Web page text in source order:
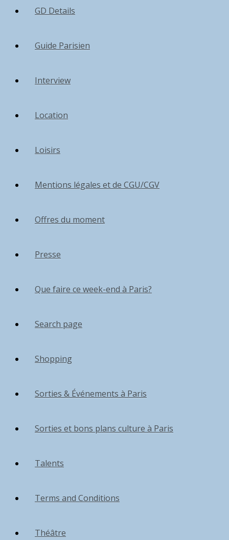
GD Details
Guide Parisien
Interview
Location
Loisirs
Mentions légales et de CGU/CGV
Offres du moment
Presse
Que faire ce week-end à Paris?
Search page
Shopping
Sorties & Événements à Paris
Sorties et bons plans culture à Paris
Talents
Terms and Conditions
Théâtre